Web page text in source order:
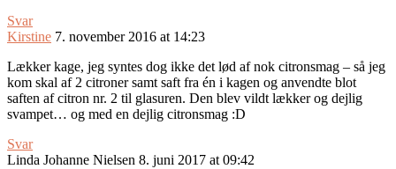
Svar
Kirstine 7. november 2016 at 14:23
Lækker kage, jeg syntes dog ikke det lød af nok citronsmag – så jeg
kom skal af 2 citroner samt saft fra én i kagen og anvendte blot
saften af citron nr. 2 til glasuren. Den blev vildt lækker og dejlig
svampet… og med en dejlig citronsmag :D
Svar
Linda Johanne Nielsen 8. juni 2017 at 09:42